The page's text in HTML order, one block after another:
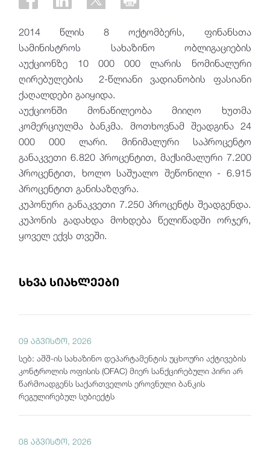
2014 წლის 8 ოქტომბერს, ფინანსთა
სამინისტროს სახაზინო ობლიგაციების
აუქციონზე 10 000 000 ლარის ნომინალური
ღირებულების 2-წლიანი ვადიანობის ფასიანი
ქაღალდები გაიყიდა.
აუქციონში მონაწილეობა მიიღო ხუთმა
კომერციულმა ბანკმა. მოთხოვნამ შეადგინა 24
000 000 ლარი. მინიმალური საპროცენტო
განაკვეთი 6.820 პროცენტით, მაქსიმალური 7.200
პროცენტით, ხოლო საშუალო შეწონილი - 6.915
პროცენტით განისაზღვრა.
კუპონური განაკვეთი 7.250 პროცენტს შეადგენდა.
კუპონის გადახდა მოხდება წელიწადში ორჯერ,
ყოველ ექვს თვეში.
სხვა სიახლეები
09 აგვისტო, 2026
სებ: აშშ-ის სახაზინო დეპარტამენტის უცხოური აქტივების
კონტროლის ოფისის (OFAC) მიერ სანქცირებული პირი არ
წარმოადგენს საქართველოს ეროვნული ბანკის
რეგულირებულ სუბიექტს
08 აგვისტო, 2026